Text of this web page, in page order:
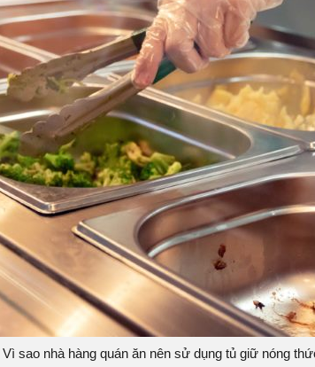
Vì sao nhà hàng quán ăn nên sử dụng tủ giữ nóng